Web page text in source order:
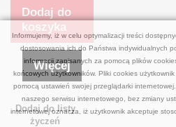
Informujemy, iż w celu optymalizacji treści
dostosowania ich do Państwa indywidualnych
informacji zapisanych za pomocą plików
końcowych użytkowników. Pliki cookies
pomocą ustawień swojej przeglądarki
naszego serwisu internetowego, bez zmiany
internetowej oznacza, iż użytkownik akceptuje
Dodaj do
koszyka
Więcej
Dodaj do listy
życzeń